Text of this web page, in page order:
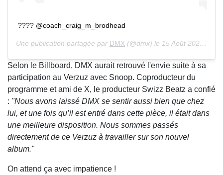
???? @coach_craig_m_brodhead
Une publication partagée par DMX (@dmx) le 15 Août 2020 à 2 :20 PDT
Selon le Billboard, DMX aurait retrouvé l'envie suite à sa
participation au Verzuz avec Snoop. Coproducteur du
programme et ami de X, le producteur Swizz Beatz a confié
: "Nous avons laissé DMX se sentir aussi bien que chez
lui, et une fois qu’il est entré dans cette pièce, il était dans
une meilleure disposition. Nous sommes passés
directement de ce Verzuz à travailler sur son nouvel
album."
On attend ça avec impatience !